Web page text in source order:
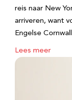
reis naar New
arriveren, want
Engelse
Lees meer